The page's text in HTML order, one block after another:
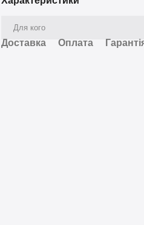
Для кого
Доставка Оплата